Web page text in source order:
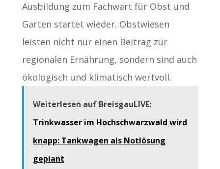
Ausbildung zum Fachwart für Obst und
Garten startet wieder. Obstwiesen
leisten nicht nur einen Beitrag zur
regionalen Ernährung, sondern sind auch
ökologisch und klimatisch wertvoll.
Weiterlesen auf BreisgauLIVE:
Trinkwasser im Hochschwarzwald wird
knapp: Tankwagen als Notlösung
geplant